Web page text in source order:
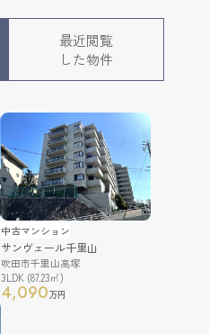
最近閲覧
した物件
中古マンション
サンヴェール千里山
吹田市千里山高塚
3LDK (87.23㎡)
4,090万円